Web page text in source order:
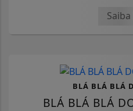
BLÁ BLÁ BLÁ
BLÁ BLÁ BLÁ